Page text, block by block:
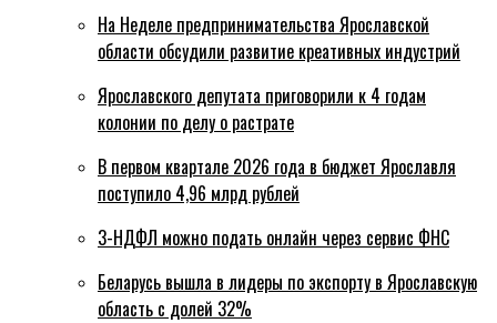
На Неделе предпринимательства Ярославской
области обсудили развитие креативных индустрий
Ярославского депутата приговорили к 4 годам
колонии по делу о растрате
В первом квартале 2026 года в бюджет Ярославля
поступило 4,96 млрд рублей
3-НДФЛ можно подать онлайн через сервис ФНС
Беларусь вышла в лидеры по экспорту в Ярославскую
область с долей 32%